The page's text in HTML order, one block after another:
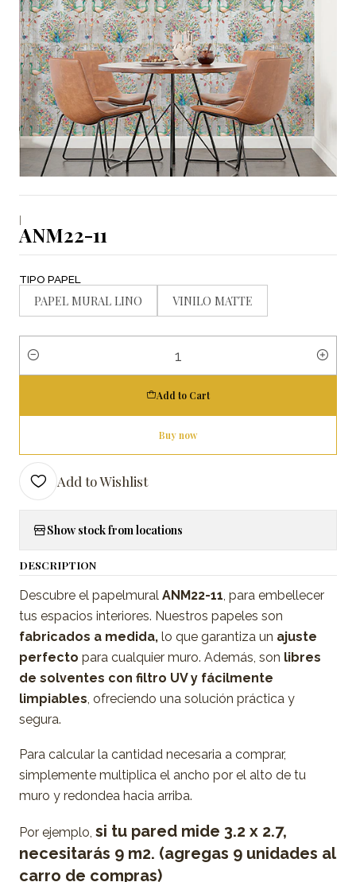
|
ANM22-11
TIPO PAPEL
PAPEL MURAL LINO VINILO MATTE
Quantity
Add to Cart
Buy now
Add to Wishlist
Show stock from locations
DESCRIPTION
Descubre el papelmural ANM22-11 , para embellecer
tus espacios interiores. Nuestros papeles son
fabricados a medida, lo que garantiza un ajuste
perfecto para cualquier muro. Además, son libres
de solventes con filtro UV y fácilmente
limpiables , ofreciendo una solución práctica y
segura.
Para calcular la cantidad necesaria a comprar,
simplemente multiplica el ancho por el alto de tu
muro y redondea hacia arriba.
Por ejemplo, si tu pared mide 3.2 x 2.7,
necesitarás 9 m2. (agregas 9 unidades al
carro de compras)